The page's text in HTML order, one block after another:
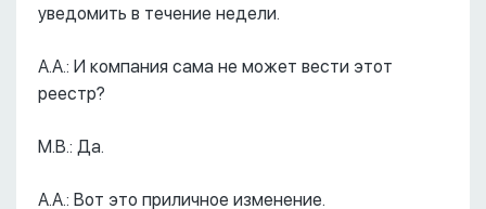
уведомить в течение недели.
А.А.: И компания сама не может вести этот
реестр?
М.В.: Да.
А.А.: Вот это приличное изменение.